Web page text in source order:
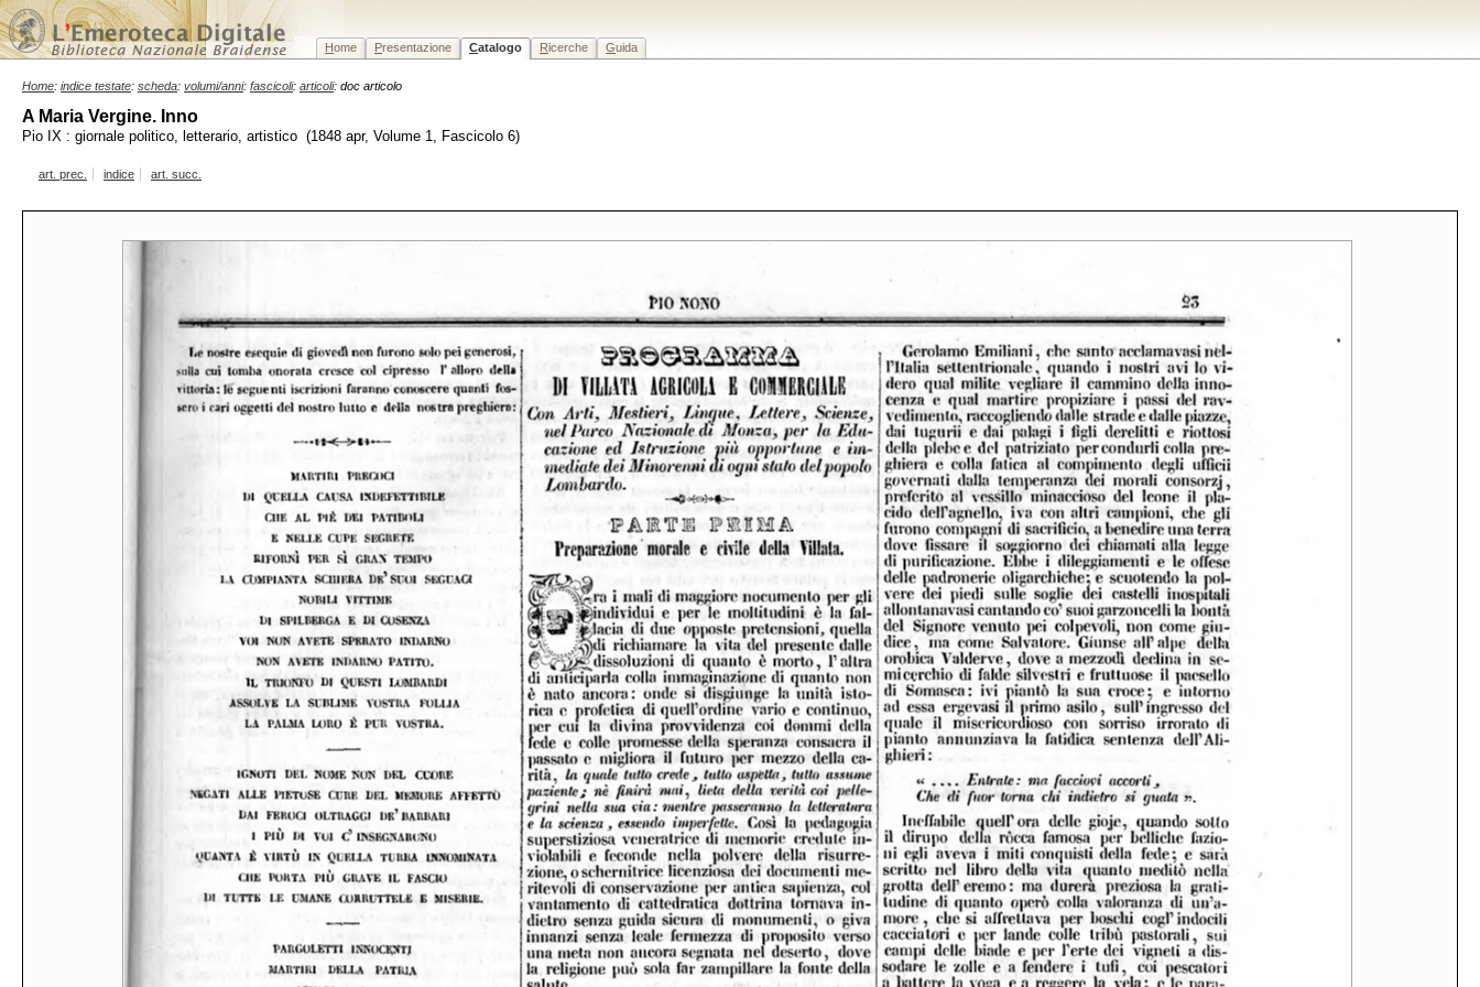
Home Presentazione Catalogo Ricerche Guida
Home: indice testate: scheda: volumi/anni: fascicoli: articoli: doc articolo
A Maria Vergine. Inno
Pio IX : giornale politico, letterario, artistico (1848 apr, Volume 1, Fascicolo 6)
art. prec. indice art. succ.